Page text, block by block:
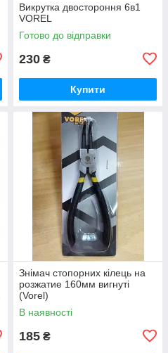
Викрутка двостороння 6в1
VOREL
Готово до відправки
230 ₴
Купити
Знімач стопорних кілець на
розжатие 160мм вигнуті
(Vorel)
В наявності
185 ₴